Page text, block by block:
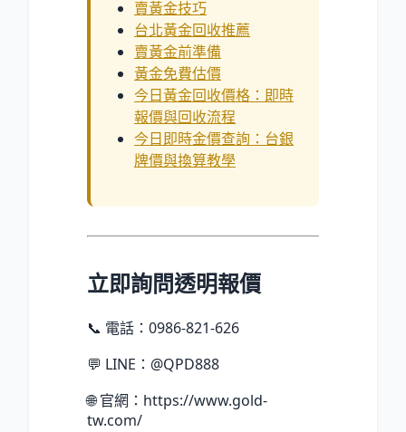
賣黃金技巧
台北黃金回收推薦
賣黃金前準備
黃金免費估價
今日黃金回收價格：即時
報價與回收流程
今日即時金價查詢：台銀
牌價與換算教學
立即詢問透明報價
📞 電話：0986-821-626
💬 LINE：@QPD888
🌐 官網：https://www.gold-
tw.com/